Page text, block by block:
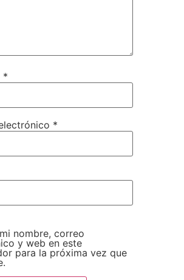
*
*
nombre, correo
y web en este
para la próxima vez que